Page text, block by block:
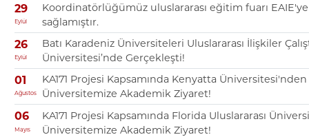
29
Eylül
Koordinatörlüğümüz uluslararası eğitim fuarı EAIE'ye
sağlamıştır.
26
Eylül
Batı Karadeniz Üniversiteleri Uluslararası İlişkiler
Üniversitesi’nde Gerçekleşti!
01
Ağustos
KA171 Projesi Kapsamında Kenyatta Üniversitesi'nden
Üniversitemize Akademik Ziyaret!
06
Mayıs
KA171 Projesi Kapsamında Florida Uluslararası
Üniversitemize Akademik Ziyaret!